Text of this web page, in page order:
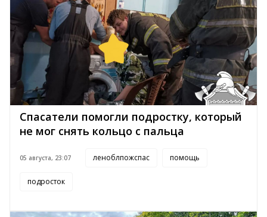
Спасатели помогли подростку, который
не мог снять кольцо с пальца
05 августа, 23:07 леноблпожспас помощь
подросток